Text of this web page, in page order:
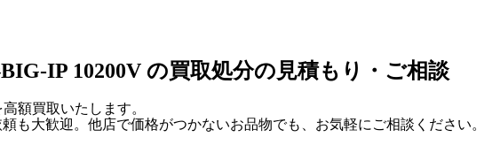
IP 10200V の買取処分の見積もり・ご相談
額買取いたします。
も大歓迎。他店で価格がつかないお品物でも、お気軽にご相談ください。